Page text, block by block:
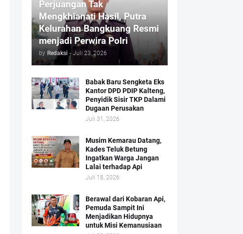
Perjuangan Tak
Mengkhianati Hasil, Putra
Kelurahan Bangkuang Resmi
menjadi Perwira Polri
by Redaksi - Juli 23, 2026
Babak Baru Sengketa Eks
Kantor DPD PDIP Kalteng,
Penyidik Sisir TKP Dalami
Dugaan Perusakan
Juli 31, 2026
Musim Kemarau Datang,
Kades Teluk Betung
Ingatkan Warga Jangan
Lalai terhadap Api
Juli 18, 2026
Berawal dari Kobaran Api,
Pemuda Sampit Ini
Menjadikan Hidupnya
untuk Misi Kemanusiaan